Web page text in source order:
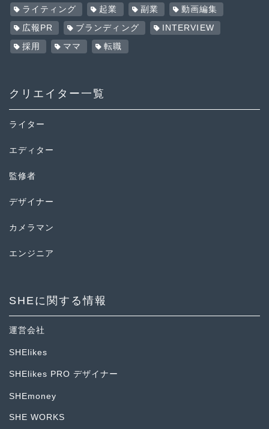
ライティング 起業 副業 動画編集
広報PR ブランディング INTERVIEW
採用 ママ 転職
クリエイター一覧
ライター
エディター
監修者
デザイナー
カメラマン
エンジニア
SHEに関する情報
運営会社
SHElikes
SHElikes PRO デザイナー
SHEmoney
SHE WORKS